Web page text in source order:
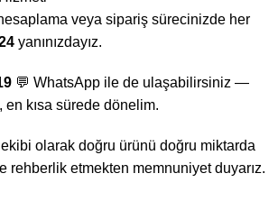
veya sipariş sürecinizde her
yanınızdayız.
💬 WhatsApp ile de ulaşabilirsiniz —
en kısa sürede dönelim.
olarak doğru ürünü doğru miktarda
rehberlik etmekten memnuniyet duyarız.